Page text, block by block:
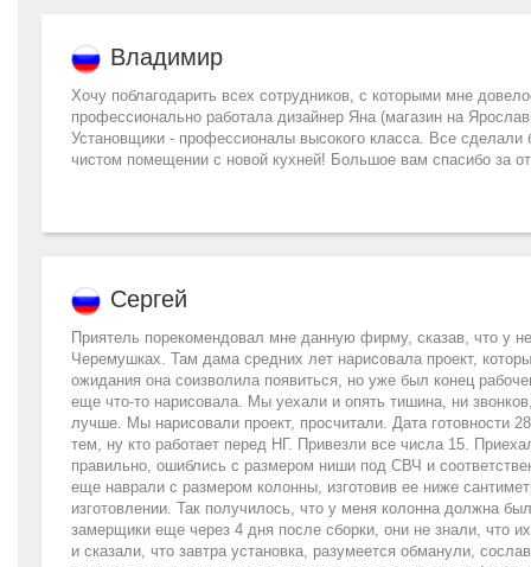
Владимир
Хочу поблагодарить всех сотрудников, с которыми мне
профессионально работала дизайнер Яна (магазин на
Установщики - профессионалы высокого класса. Все
чистом помещении с новой кухней! Большое вам спасибо за
Сергей
Приятель порекомендовал мне данную фирму, сказав, что у
Черемушках. Там дама средних лет нарисовала проект,
ожидания она соизволила появиться, но уже был конец
еще что-то нарисовала. Мы уехали и опять тишина, ни
лучше. Мы нарисовали проект, просчитали. Дата готовности
тем, ну кто работает перед НГ. Привезли все числа 15.
правильно, ошиблись с размером ниши под СВЧ и
еще наврали с размером колонны, изготовив ее ниже
изготовлении. Так получилось, что у меня колонна должна
замерщики еще через 4 дня после сборки, они не знали, что
и сказали, что завтра установка, разумеется обманули,